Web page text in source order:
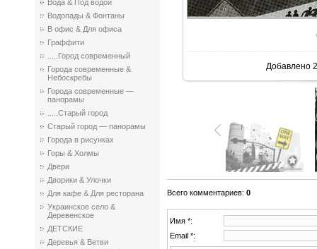
Вода & Под водой
Водопады & Фонтаны
В офис & Для офиса
Граффити
.....Город современный
Города современные &
Небоскребы
Города современные —
панорамы
.....Старый город
Старый город — панорамы
Города в рисунках
Горы & Холмы
Двери
Дворики & Улочки
Для кафе & Для ресторана
Украинское село &
Деревенское
ДЕТСКИЕ
Деревья & Ветви
Добавлено
Всего комментариев: 0
Имя *:
Email *: